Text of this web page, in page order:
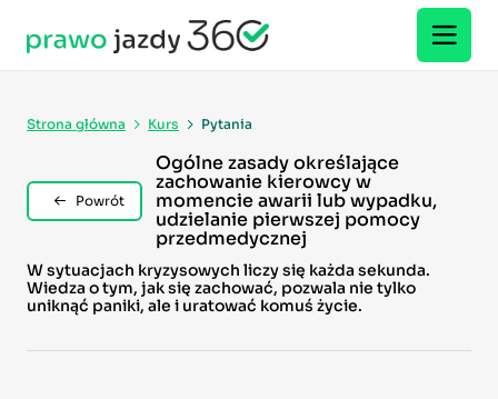
Strona główna Kurs Pytania
Powrót
Ogólne zasady określające
zachowanie kierowcy w
momencie awarii lub wypadku,
udzielanie pierwszej pomocy
przedmedycznej
W sytuacjach kryzysowych liczy się każda sekunda.
Wiedza o tym, jak się zachować, pozwala nie tylko
uniknąć paniki, ale i uratować komuś życie.